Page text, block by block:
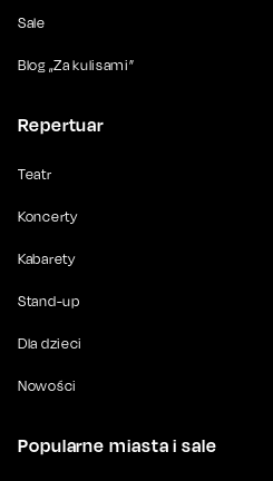
Sale
Blog „Za kulisami”
Repertuar
Teatr
Koncerty
Kabarety
Stand-up
Dla dzieci
Nowości
Popularne miasta i sale